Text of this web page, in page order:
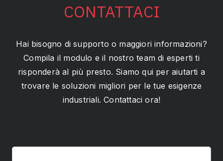
CONTATTACI
Hai bisogno di supporto o maggiori informazioni?
Compila il modulo e il nostro team di esperti ti
risponderà al più presto. Siamo qui per aiutarti a
trovare le soluzioni migliori per le tue esigenze
industriali. Contattaci ora!